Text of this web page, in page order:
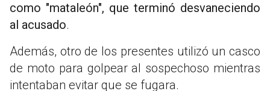
como "mataleón", que terminó desvaneciendo
al acusado.
Además, otro de los presentes utilizó un casco
de moto para golpear al sospechoso mientras
intentaban evitar que se fugara.